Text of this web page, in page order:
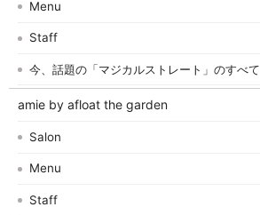
Menu
Staff
今、話題の「マジカルストレート」のすべて
amie by afloat the garden
Salon
Menu
Staff